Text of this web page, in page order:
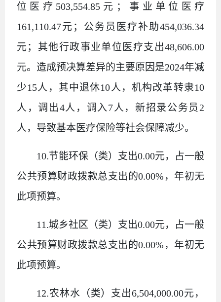
位医疗 503,554.85 元；事业单位医疗
161,110.47元；公务员医疗补助454,036.34
元；其他行政事业单位医疗支出48,606.00
元。造成预决算差异的主要原因是2024年减
少15人，其中退休10人，机构改革转隶10
人，调出4人，调入7人，新招录公务员 2
人，导致基本医疗保险等社会保障减少。
10.节能环保（类）支出0.00元，占一般
公共预算财政拨款总支出的0.00% ，年初无
此项预算。
11.城乡社区（类）支出0.00元，占一般
公共预算财政拨款总支出的0.00% ，年初无
此项预算。
12.农林水（类）支出6,504,000.00元，